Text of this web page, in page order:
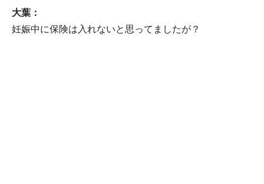
大葉：
妊娠中に保険は入れないと思ってましたが？